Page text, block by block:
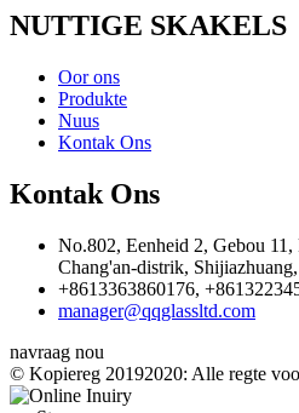
NUTTIGE SKAKELS
Oor ons
Produkte
Nuus
Kontak Ons
Kontak Ons
No.802, Eenheid 2, Gebou
Chang'an-distrik,
+8613363860176,
manager@qqglassltd.com
navraag nou
© Kopiereg 20192020: Alle regte